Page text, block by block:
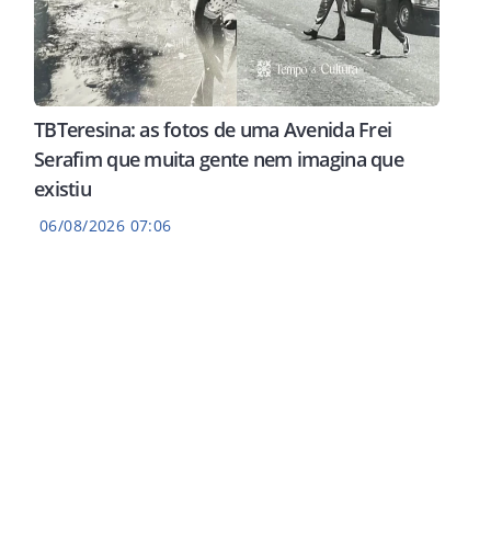
TBTeresina: as fotos de uma Avenida Frei
Serafim que muita gente nem imagina que
existiu
06/08/2026 07:06